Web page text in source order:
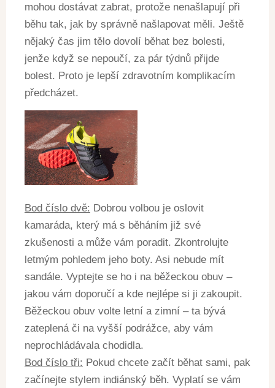
mohou dostávat zabrat, protože nenašlapují při
běhu tak, jak by správně našlapovat měli. Ještě
nějaký čas jim tělo dovolí běhat bez bolesti,
jenže když se nepoučí, za pár týdnů přijde
bolest. Proto je lepší zdravotním komplikacím
předcházet.
Bod číslo dvě: Dobrou volbou je oslovit
kamaráda, který má s běháním již své
zkušenosti a může vám poradit. Zkontrolujte
letmým pohledem jeho boty. Asi nebude mít
sandále. Vyptejte se ho i na běžeckou obuv –
jakou vám doporučí a kde nejlépe si ji zakoupit.
Běžeckou obuv volte letní a zimní – ta bývá
zateplená či na vyšší podrážce, aby vám
neprochládávala chodidla.
Bod číslo tři: Pokud chcete začít běhat sami, pak
začínejte stylem indiánský běh. Vyplatí se vám